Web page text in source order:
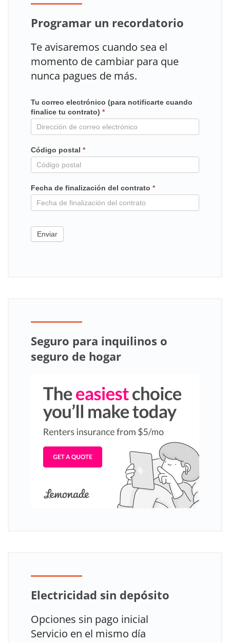
Programar un recordatorio
Te avisaremos cuando sea el
momento de cambiar para que
nunca pagues de más.
Mailchimp
en
contrato
Tu correo electrónico (para notificarte cuando
finalice tu contrato) *
Código postal *
Fecha de finalización del contrato *
Enviar
Seguro para inquilinos o
seguro de hogar
Electricidad sin depósito
Opciones sin pago inicial
Servicio en el mismo día